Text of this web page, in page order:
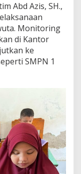
Abd Azis, SH.,
Monitoring
di Kantor
ke
SMPN 1